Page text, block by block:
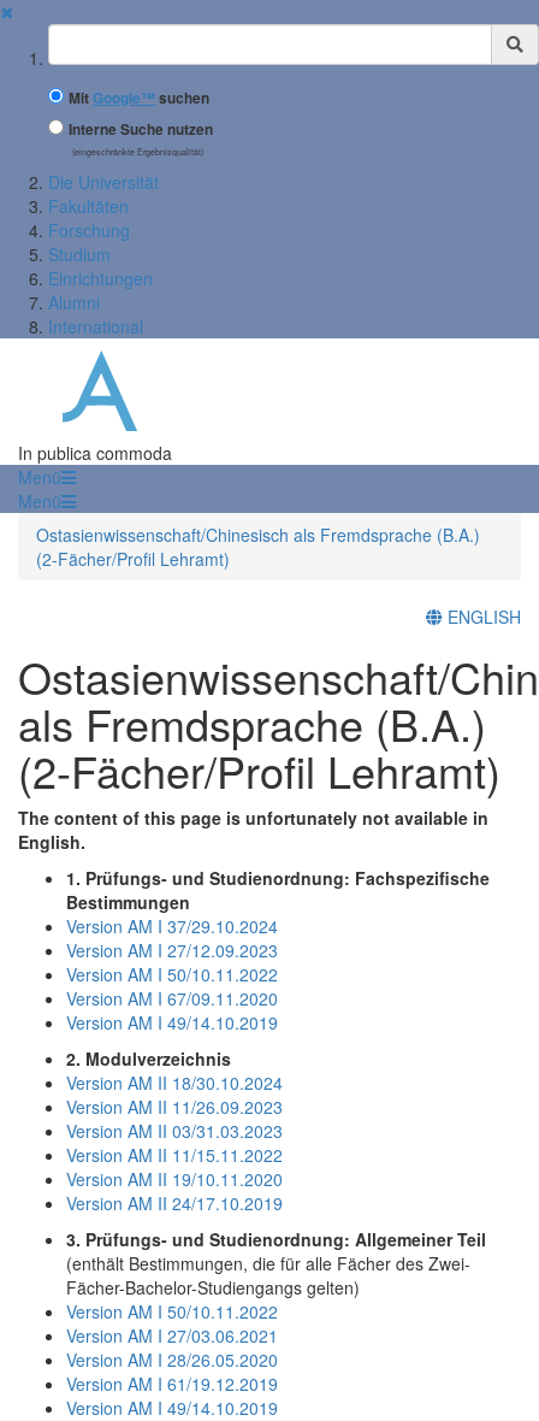
✖
Suchbegriff
MitGoogle™ suchen
Interne Suche nutzen
(eingeschränkte Ergebnisqualität)
Die Universität
Fakultäten
Forschung
Studium
Einrichtungen
Alumni
International
In publica commoda
Menü
Menü
Ostasienwissenschaft/Chinesisch als Fremdsprache (B.A.)
(2-Fächer/Profil Lehramt)
ENGLISH
Ostasienwissenschaft/
als Fremdsprache (B.A.)
(2-Fächer/Profil Lehramt)
The content of this page is unfortunately not available in
English.
1. Prüfungs- und Studienordnung: Fachspezifische
Bestimmungen
Version AM I 37/29.10.2024
Version AM I 27/12.09.2023
Version AM I 50/10.11.2022
Version AM I 67/09.11.2020
Version AM I 49/14.10.2019
2. Modulverzeichnis
Version AM II 18/30.10.2024
Version AM II 11/26.09.2023
Version AM II 03/31.03.2023
Version AM II 11/15.11.2022
Version AM II 19/10.11.2020
Version AM II 24/17.10.2019
3. Prüfungs- und Studienordnung: Allgemeiner Teil
(enthält Bestimmungen, die für alle Fächer des Zwei-
Fächer-Bachelor-Studiengangs gelten)
Version AM I 50/10.11.2022
Version AM I 27/03.06.2021
Version AM I 28/26.05.2020
Version AM I 61/19.12.2019
Version AM I 49/14.10.2019